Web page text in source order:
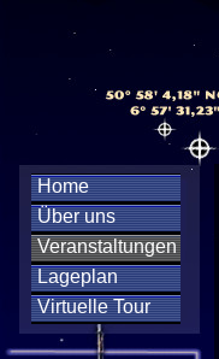
Home
Über uns
Veranstaltungen
Lageplan
Virtuelle Tour